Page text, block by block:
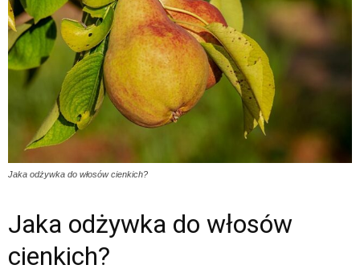
Jaka odżywka do włosów cienkich?
Jaka odżywka do włosów
cienkich?